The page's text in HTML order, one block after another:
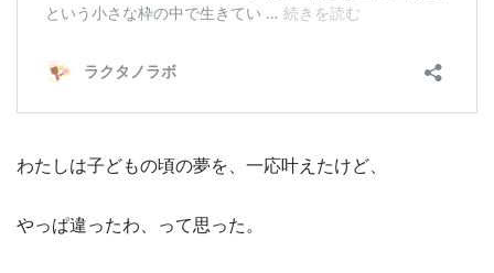
わたしは子どもの頃の夢を、一応叶えたけど、
やっぱ違ったわ、って思った。